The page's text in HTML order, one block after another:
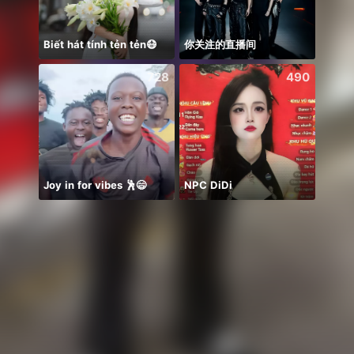
Biết hát tính tẻn tẻn😷 你关注的直播间
728
Joy in for vibes 🕺😄
490
NPC DiDi